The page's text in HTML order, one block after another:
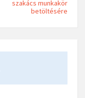
szakács munkakör
betöltésére